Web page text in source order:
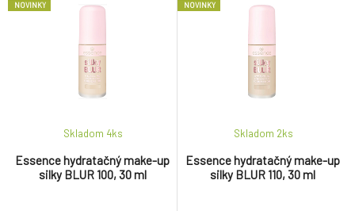
pleti a vytvára prirodzený,
zaťaženia. Jeho hydratačné
zloženie s výťažkom z opuncia
sa stará o pleť a pomáha
udržať svieži vz
efekt bez pocitu zaťaženia.
krytie, ktoré účinne koriguje
drobné nedokonalosti a
NOVINKY
Essence hydratačný make-up
silky BLUR 100, 30 ml
Skladom 4ks
NOVINKY
Essence hydratačný make-up
silky BLUR 110, 30 ml
Skladom 2ks